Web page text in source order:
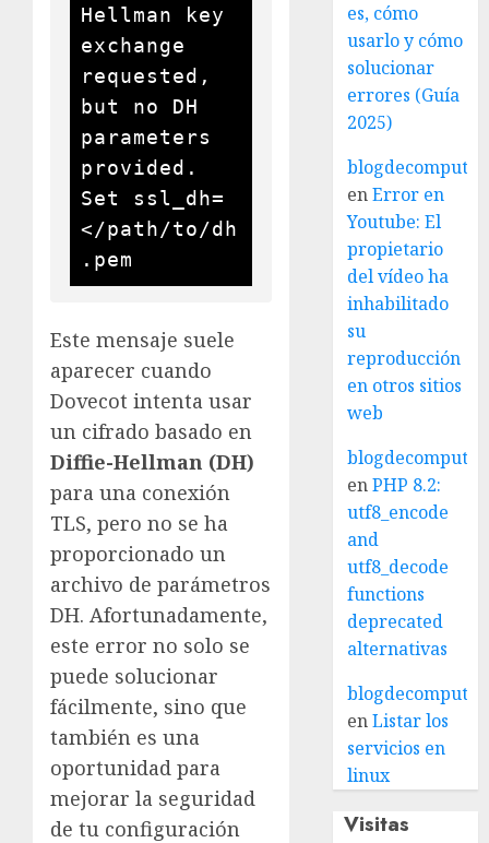
Hellman key
exchange
requested,
but no DH
parameters
provided.
Set ssl_dh=
</path/to/dh
Este mensaje suele
aparecer cuando
Dovecot intenta usar
un cifrado basado en
Diffie-Hellman (DH)
para una conexión
TLS, pero no se ha
proporcionado un
archivo de parámetros
DH. Afortunadamente,
este error no solo se
puede solucionar
fácilmente, sino que
también es una
oportunidad para
mejorar la seguridad
de tu configuración
es, cómo
usarlo y cómo
solucionar
errores (Guía
2025)
enError en
Youtube: El
propietario
del vídeo ha
inhabilitado
su
reproducción
en otros sitios
web
enPHP 8.2:
utf8_encode
and
utf8_decode
functions
deprecated
alternativas
enListar los
servicios en
linux
Visitas